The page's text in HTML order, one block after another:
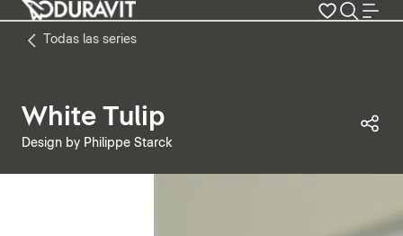
Todas las series
White Tulip
Design by Philippe Starck